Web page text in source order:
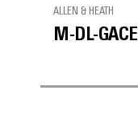
ALLEN & HEATH
M-DL-GACE